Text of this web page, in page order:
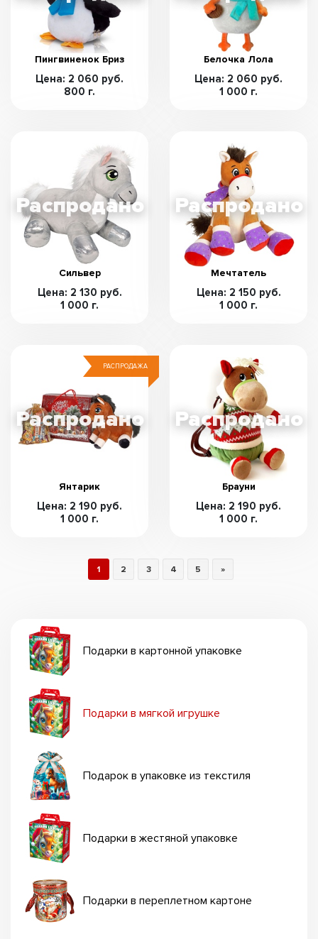
Подарки в картонной упаковке
Подарки в мягкой игрушке
Подарок в упаковке из текстиля
Подарки в жестяной упаковке
Подарки в переплетном картоне
Пингвиненок Бриз
Цена: 2 060 руб.
800 г.
Белочка Лола
Цена: 2 060 руб.
1 000 г.
Сильвер
Цена: 2 130 руб.
1 000 г.
Мечтатель
Цена: 2 150 руб.
1 000 г.
РАСПРОДАЖА
Янтарик
Цена: 2 190 руб.
1 000 г.
Брауни
Цена: 2 190 руб.
1 000 г.
1 2 3 4 5 »